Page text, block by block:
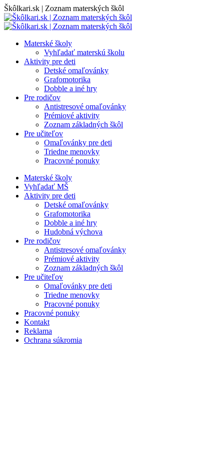
Skip
to
content
Škôlkari.sk | Zoznam materských škôl
Materské školy
Vyhľadať materskú školu
Aktivity pre deti
Detské omaľovánky
Grafomotorika
Dobble a iné hry
Pre rodičov
Antistresové omaľovánky
Prémiové aktivity
Zoznam základných škôl
Pre učiteľov
Omaľovánky pre deti
Triedne menovky
Pracovné ponuky
Materské školy
Vyhľadať MŠ
Aktivity pre deti
Detské omaľovánky
Grafomotorika
Dobble a iné hry
Hudobná výchova
Pre rodičov
Antistresové omaľovánky
Prémiové aktivity
Zoznam základných škôl
Pre učiteľov
Omaľovánky pre deti
Triedne menovky
Pracovné ponuky
Pracovné ponuky
Kontakt
Reklama
Ochrana súkromia